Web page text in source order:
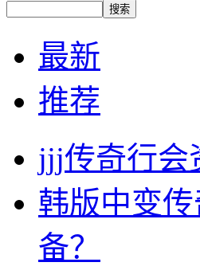
最新
推荐
jjj传奇行会
韩版中变
备？